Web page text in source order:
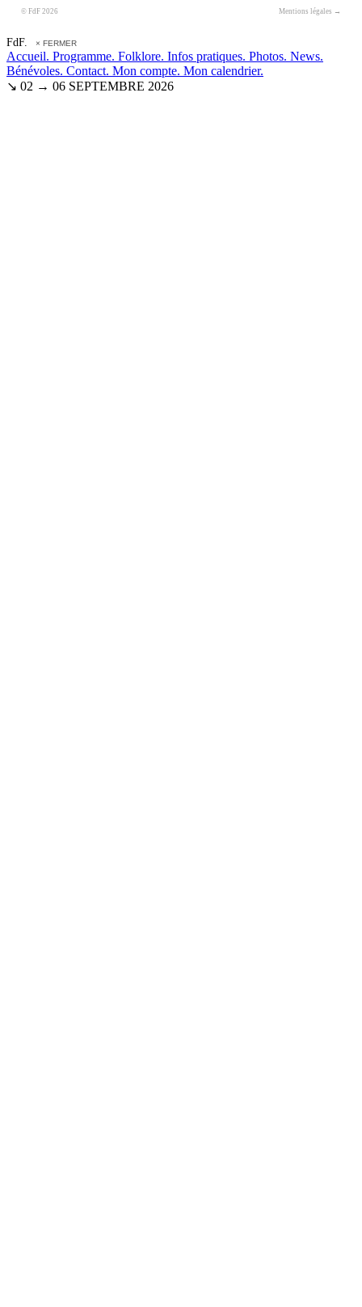
© FdF 2026 Mentions légales →
FdF. × FERMER
Accueil. Programme. Folklore. Infos pratiques. Photos. News.
Bénévoles. Contact. Mon compte. Mon calendrier.
↘ 02 → 06 SEPTEMBRE 2026